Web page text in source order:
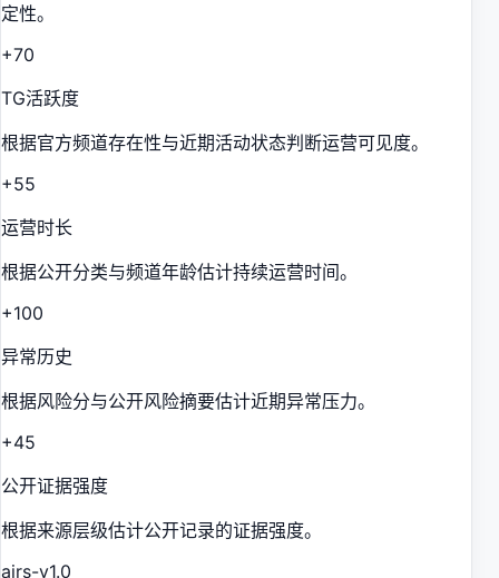
定性。
+70
TG活跃度
根据官方频道存在性与近期活动状态判断运营可见度。
+55
运营时长
根据公开分类与频道年龄估计持续运营时间。
+100
异常历史
根据风险分与公开风险摘要估计近期异常压力。
+45
公开证据强度
根据来源层级估计公开记录的证据强度。
airs-v1.0